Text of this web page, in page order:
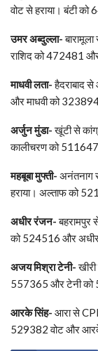
वोट से हराया। बंटी
उमर अब्दुल्ला-
राशिद को 472481
माधवी लता-हैदराबाद
और माधवी को
अर्जुन मुंडा-खूंटी से
कालीचरण को
महबूबा मुफ्ती- अनंतनाग
हराया। अल्ताफ को
अधीर रंजन-
को 524516 और
अजय मिश्रा टेनी-
557365 और टेनी को
आरके सिंह- आरा से
529382 वोट और